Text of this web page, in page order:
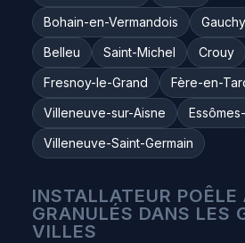
Bohain-en-Vermandois
Gauchy
Belleu
Saint-Michel
Crouy
Fresnoy-le-Grand
Fère-en-
Villeneuve-sur-Aisne
Villeneuve-Saint-Germain
INSTALLATEUR
GRANULÉS DANS LES
VILLES